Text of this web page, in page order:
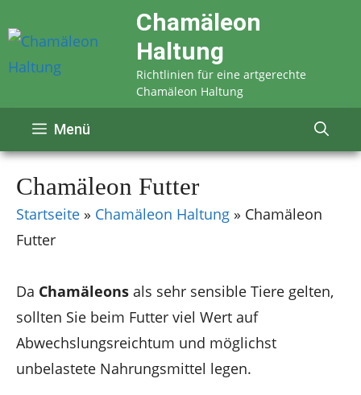
Inhalt
springen
Chamäleon
Haltung
Richtlinien für eine artgerechte
Chamäleon Haltung
Menü
Chamäleon Futter
Startseite » Chamäleon Haltung » Chamäleon
Futter
Da Chamäleons als sehr sensible Tiere gelten,
sollten Sie beim Futter viel Wert auf
Abwechslungsreichtum und möglichst
unbelastete Nahrungsmittel legen.